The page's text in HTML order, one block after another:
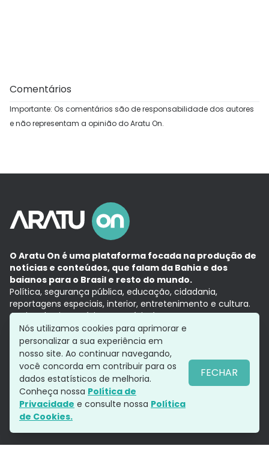
Comentários
Importante: Os comentários são de responsabilidade dos autores
e não representam a opinião do Aratu On.
O Aratu On é uma plataforma focada na produção de
notícias e conteúdos, que falam da Bahia e dos
baianos para o Brasil e resto do mundo.
Política, segurança pública, educação, cidadania,
reportagens especiais, interior, entretenimento e cultura.
Aqui, tudo vira notícia e a notícia é no tempo presente,
com a credibilidade do Grupo Aratu.
Grupo Aratu
Política de privacidade
Siga-nos
Nós utilizamos cookies para aprimorar e
personalizar a sua experiência em
nosso site. Ao continuar navegando,
você concorda em contribuir para os
dados estatísticos de melhoria.
Conheça nossa Política de
Privacidade e consulte nossa Política
de Cookies.
FECHAR